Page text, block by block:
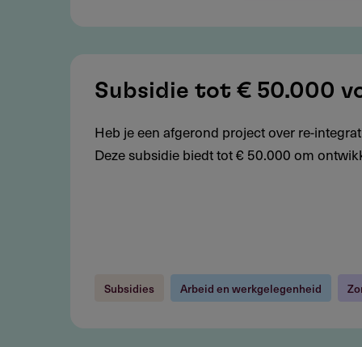
tot
50.000
voor
Subsidie tot € 50.000
Heb je een afgerond project over re-
Deze subsidie biedt tot € 50.000 om
Subsidies Arbeid en werkgelegenheid